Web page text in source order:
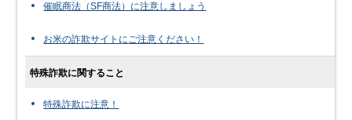
催眠商法（SF商法）に注意しましょう
お米の詐欺サイトにご注意ください！
特殊詐欺に関すること
特殊詐欺に注意！